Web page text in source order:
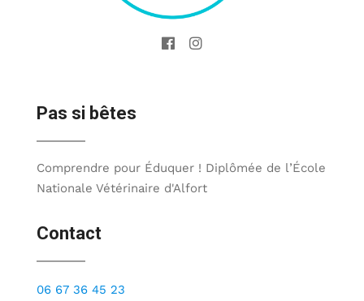
Pas si bêtes
Comprendre pour Éduquer ! Diplômée de l’École
Nationale Vétérinaire d'Alfort
Contact
06 67 36 45 23